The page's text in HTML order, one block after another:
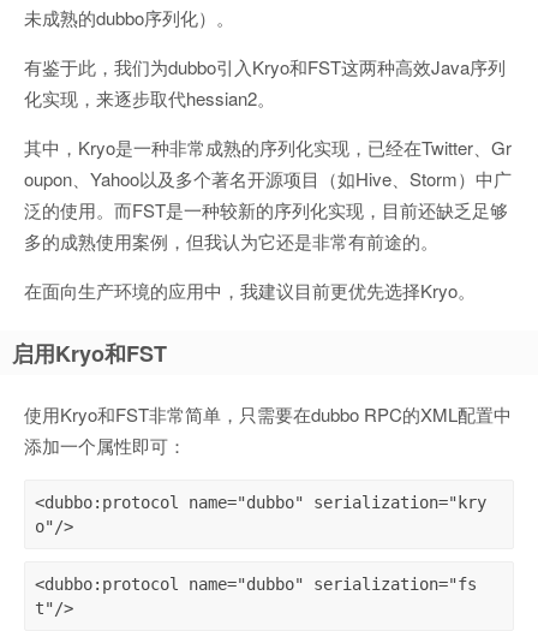
未成熟的dubbo序列化）。
有鉴于此，我们为dubbo引入Kryo和FST这两种高效Java序列
化实现，来逐步取代hessian2。
其中，Kryo是一种非常成熟的序列化实现，已经在Twitter、Gr
oupon、Yahoo以及多个著名开源项目（如Hive、Storm）中广
泛的使用。而FST是一种较新的序列化实现，目前还缺乏足够
多的成熟使用案例，但我认为它还是非常有前途的。
在面向生产环境的应用中，我建议目前更优先选择Kryo。
启用Kryo和FST
使用Kryo和FST非常简单，只需要在dubbo RPC的XML配置中
添加一个属性即可：
<dubbo:protocol name="dubbo" serialization="kry
o"/>
<dubbo:protocol name="dubbo" serialization="fs
t"/>